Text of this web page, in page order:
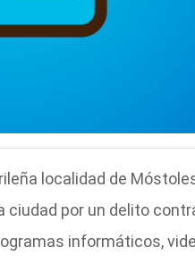
localidad de
ciudad por un delito
informáticos,